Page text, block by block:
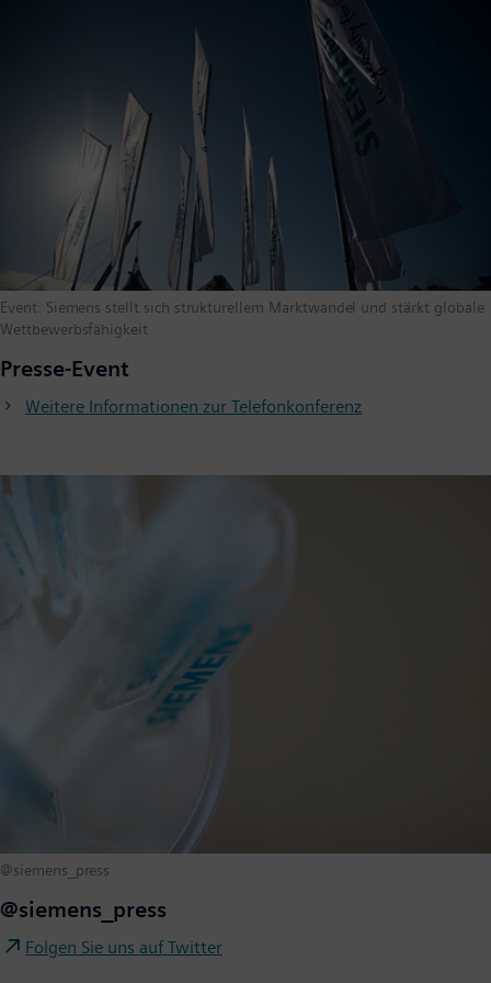
Event: Siemens stellt sich strukturellem Marktwandel und stärkt globale
Wettbewerbsfähigkeit
Presse-Event
Weitere Informationen zur Telefonkonferenz
@siemens_press
@siemens_press
Folgen Sie uns auf Twitter